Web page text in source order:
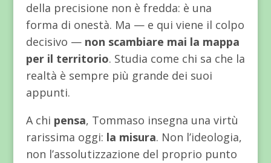
della precisione non è fredda: è una
forma di onestà. Ma — e qui viene il colpo
decisivo — non scambiare mai la mappa
per il territorio. Studia come chi sa che la
realtà è sempre più grande dei suoi
appunti.
A chi pensa, Tommaso insegna una virtù
rarissima oggi: la misura. Non l’ideologia,
non l’assolutizzazione del proprio punto